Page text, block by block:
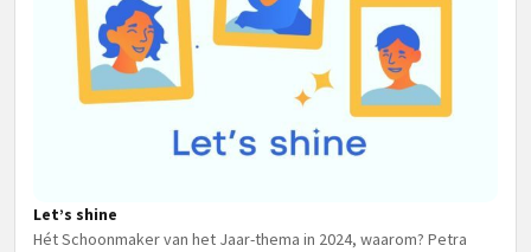
Let’s shine
Hét Schoonmaker van het Jaar-thema in 2024, waarom? Petra